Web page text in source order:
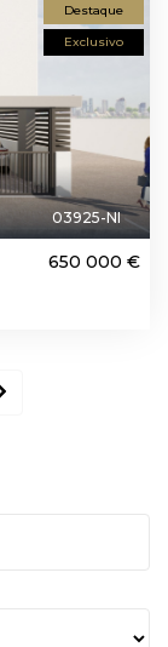
Destaque
Exclusivo
03925-NI
650 000 €